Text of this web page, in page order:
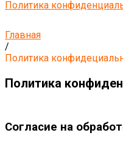
Политика
Главная
/
Политика
Политика
Согласие на